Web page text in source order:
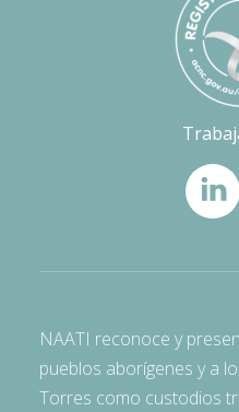
NAATI reconoce y
pueblos aborígenes y a
Torres como custodios